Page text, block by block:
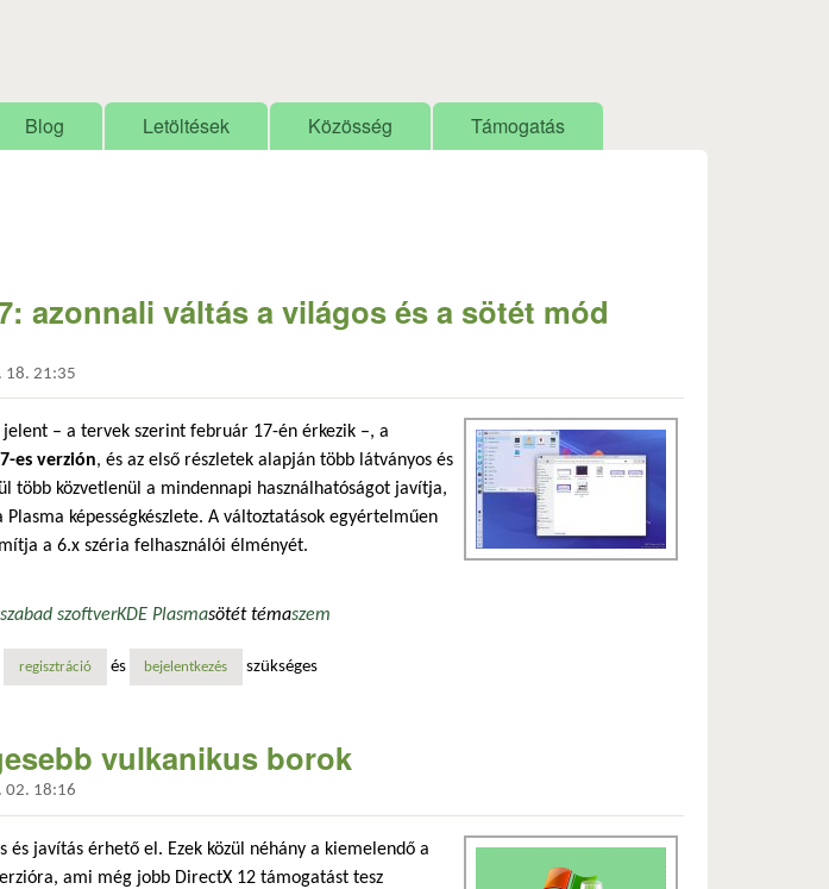
Blog Letöltések Közösség Támogatás
azonnali váltás a világos és a sötét mód
18. 21:35
– a tervek szerint február 17-én érkezik –, a
es verzión, és az első részletek alapján több látványos és
több közvetlenül a mindennapi használhatóságot javítja,
képességkészlete. A változtatások egyértelműen
a 6.x széria felhasználói élményét.
szabad szoftverKDE Plasmasötét témaszem
váltás a világos és a sötét mód között tartalommal kapcsolatosan
regisztráció és bejelentkezés szükséges
vulkanikus borok
02. 18:16
és javítás érhető el. Ezek közül néhány a kiemelendő a
ami még jobb DirectX 12 támogatást tesz